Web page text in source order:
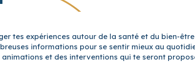
tes expériences autour de la santé et du bien-être
informations pour se sentir mieux au
et des interventions qui te seront